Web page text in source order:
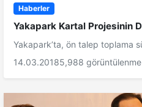
Haberler
Yakapark Kartal Projesinin
Yakapark’ta, ön talep toplama
14.03.20185,988 görüntülenme